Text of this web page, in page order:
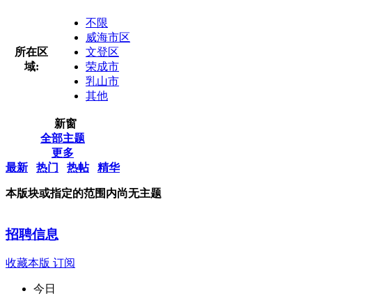
所在区
域:
不限
威海市区
文登区
荣成市
乳山市
其他
新窗
全部主题
更多
最新
热门 热帖 精华
本版块或指定的范围内尚无主题
招聘信息
收藏本版 订阅
今日